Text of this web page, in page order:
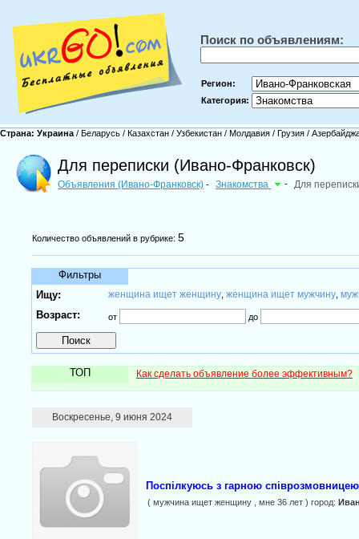
Поиск по объявлениям:
Регион:
Категория:
Страна: Украина / Беларусь / Казахстан / Узбекистан / Молдавия / Грузия /
Для переписки (Ивано-Франковск)
Объявления (Ивано-Франковск) - Знакомства - Для
Количество объявлений в рубрике: 5
Фильтры
Ищу:
женщина ищет женщину женщина ищет мужчину
Возраст: от до
ТОП Как сделать объявление более эффективным?
Воскресенье, 9 июня 2024
Поспілкуюсь з гарною співрозмовницею
( мужчина ищет женщину , мне 36 лет ) город: